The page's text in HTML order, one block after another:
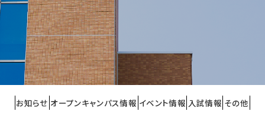
お知らせ オープンキャンパス情報 イベント情報 入試情報 その他